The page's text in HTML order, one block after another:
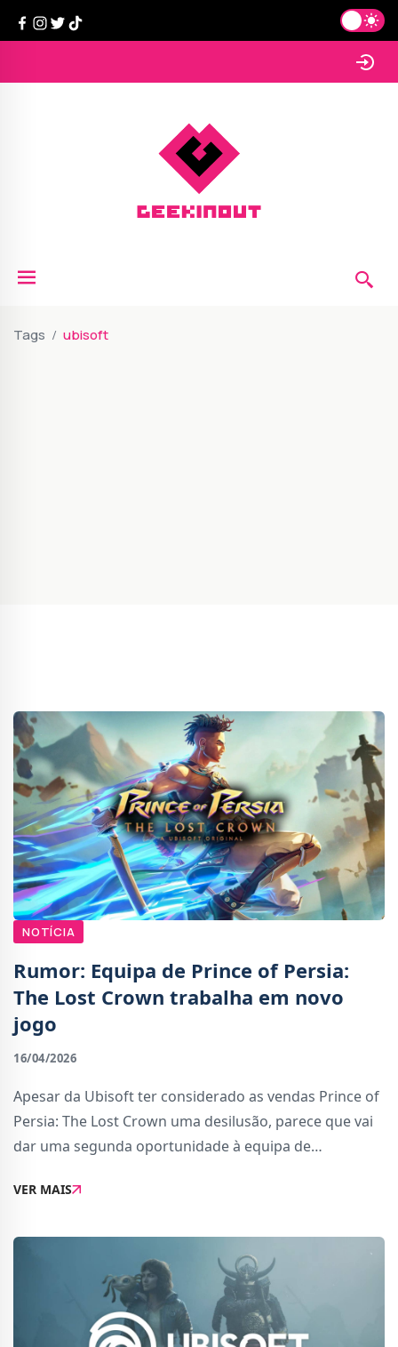
Tags ubisoft
NOTÍCIA
Rumor: Equipa de Prince of Persia:
The Lost Crown trabalha em novo
jogo
16/04/2026
Apesar da Ubisoft ter considerado as vendas Prince of
Persia: The Lost Crown uma desilusão, parece que vai
dar uma segunda oportunidade à equipa de
Andres (fundador do Origami.ng), diz que a equipa p
VER MAIS